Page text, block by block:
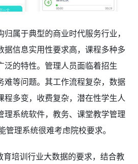
属于典型的商业时代服务行业，
据信息实用性要求高，课程多种多
泛的特性。管理人员面临着招生
难等问题。其工作流程复杂，数据
程多变，收费复杂，潜在性学生人
理系统软件，教务、课堂教学管理
管理系统很难考虑院校要求。
培训行业大数据的要求，结合教